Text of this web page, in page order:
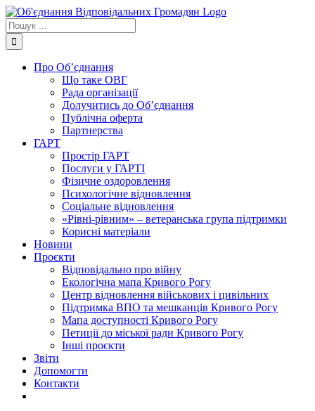
Skip
to
content
Пошук
...
Про Об’єднання
Що таке ОВГ
Рада організації
Долучитись до Об’єднання
Публічна оферта
Партнерства
ГАРТ
Простір ГАРТ
Послуги у ГАРТІ
Фізичне оздоровлення
Психологічне відновлення
Соціальне відновлення
«Рівні-рівним» – ветеранська група підтримки
Корисні матеріали
Новини
Проєкти
Відповідально про війну
Екологічна мапа Кривого Рогу
Центр відновлення військових і цивільних
Підтримка ВПО та мешканців Кривого Рогу
Мапа доступності Кривого Рогу
Петиції до міської ради Кривого Рогу
Інші проєкти
Звіти
Допомогти
Контакти